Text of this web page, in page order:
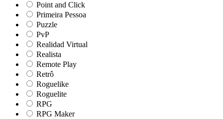
Point and Click
Primeira Pessoa
Puzzle
PvP
Realidad Virtual
Realista
Remote Play
Retrô
Roguelike
Roguelite
RPG
RPG Maker